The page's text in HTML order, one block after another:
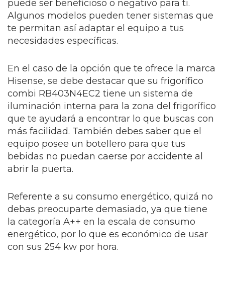
puede ser beneficioso o negativo para ti.
Algunos modelos pueden tener sistemas que
te permitan así adaptar el equipo a tus
necesidades específicas.
En el caso de la opción que te ofrece la marca
Hisense, se debe destacar que su frigorífico
combi RB403N4EC2 tiene un sistema de
iluminación interna para la zona del frigorífico
que te ayudará a encontrar lo que buscas con
más facilidad. También debes saber que el
equipo posee un botellero para que tus
bebidas no puedan caerse por accidente al
abrir la puerta.
Referente a su consumo energético, quizá no
debas preocuparte demasiado, ya que tiene
la categoría A++ en la escala de consumo
energético, por lo que es económico de usar
con sus 254 kw por hora.